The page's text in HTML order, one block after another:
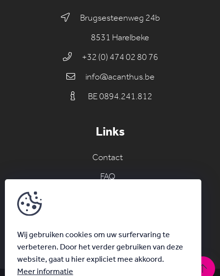
Brugsesteenweg 24b
8531 Harelbeke
+32 (0) 474 02 80 76
info@acanthus.be
BE 0894.241.812
Links
Contact
FAQ
Wij gebruiken cookies om uw surfervaring te
verbeteren. Door het verder gebruiken van deze
website, gaat u hier expliciet mee akkoord.
Meer informatie